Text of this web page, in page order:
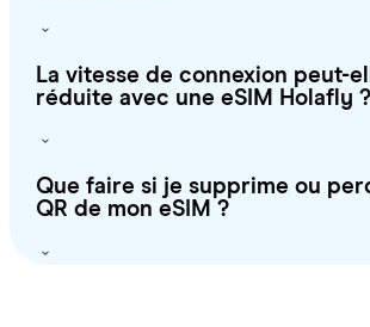
La vitesse de connexion peut-
réduite avec une eSIM Holafly ?
Que faire si je supprime ou
QR de mon eSIM ?